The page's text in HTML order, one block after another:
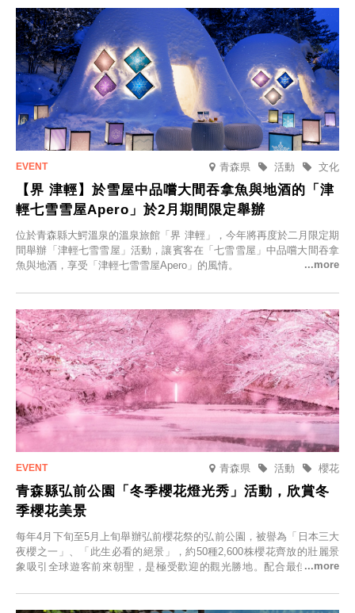
青森県 文化
活動
【界 津輕】於雪屋中品嚐大間吞拿魚與地酒的「津
輕七雪雪屋Apero」於2月期間限定舉辦
位於青森縣大鰐溫泉的溫泉旅館「界 津輕」，今年將再度於二月限定期
間舉辦「津輕七雪雪屋」活動，讓賓客在「七雪雪屋」中品嚐大間吞拿
魚與地酒，享受「津輕七雪雪屋Apero」的風情。
青森県 櫻花
活動
青森縣弘前公園「冬季櫻花燈光秀」活動，欣賞冬
季櫻花美景
每年4月下旬至5月上旬舉辦弘前櫻花祭的弘前公園，被譽為「日本三大
夜櫻之一」、「此生必看的絕景」，約50種2,600株櫻花齊放的壯麗景
象吸引全球遊客前來朝聖，是極受歡迎的觀光勝地。配合最佳觀雪時
「冬季櫻花燈光秀」。